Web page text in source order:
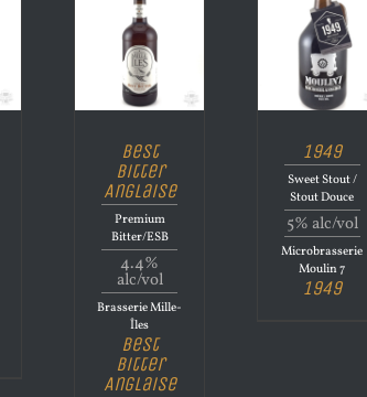
Best
Bitter
Anglaise
Premium
Bitter/ESB
4.4%
alc/vol
Brasserie Mille-
Îles
Best
Bitter
Anglaise
1949
Sweet Stout /
Stout Douce
5% alc/vol
Microbrasserie
Moulin 7
1949